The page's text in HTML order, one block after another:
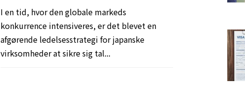
I en tid, hvor den globale markeds
konkurrence intensiveres, er det blevet en
afgørende ledelsesstrategi for japanske
virksomheder at sikre sig tal...